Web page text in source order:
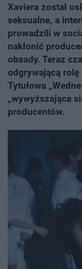
Xaviera został
seksualne, a
prowadzili w
nakłonić
obsady. Teraz
odgrywającą
Tytułowa
„wywyższająca
producentów.